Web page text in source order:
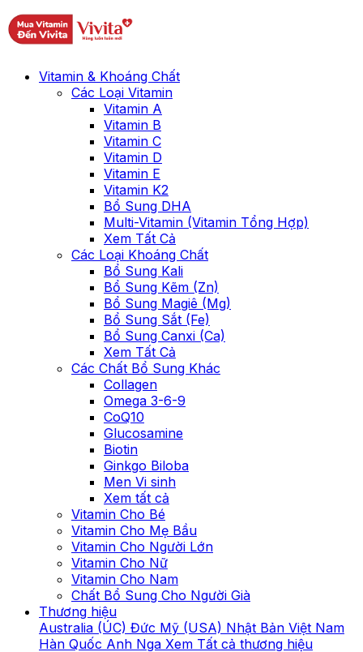
Vitamin & Khoáng Chất
Các Loại Vitamin
Vitamin A
Vitamin B
Vitamin C
Vitamin D
Vitamin E
Vitamin K2
Bổ Sung DHA
Multi-Vitamin (Vitamin Tổng Hợp)
Xem Tất Cả
Các Loại Khoáng Chất
Bổ Sung Kali
Bổ Sung Kẽm (Zn)
Bổ Sung Magiê (Mg)
Bổ Sung Sắt (Fe)
Bổ Sung Canxi (Ca)
Xem Tất Cả
Các Chất Bổ Sung Khác
Collagen
Omega 3-6-9
CoQ10
Glucosamine
Biotin
Ginkgo Biloba
Men Vi sinh
Xem tất cả
Vitamin Cho Bé
Vitamin Cho Mẹ Bầu
Vitamin Cho Người Lớn
Vitamin Cho Nữ
Vitamin Cho Nam
Chất Bổ Sung Cho Người Già
Thương hiệu
Australia (ÚC) Đức Mỹ (USA) Nhật Bản Việt Nam
Hàn Quốc Anh Nga Xem Tất cả thương hiệu